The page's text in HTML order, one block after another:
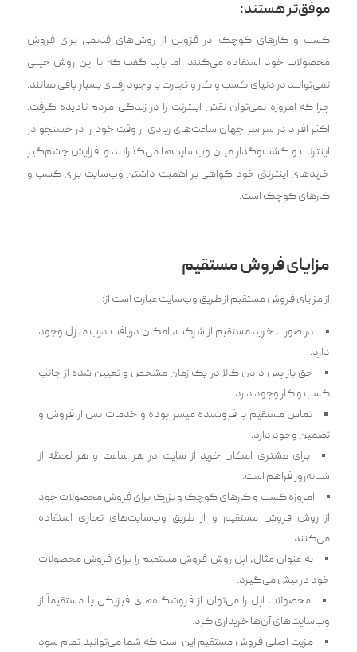
موفق‌تر هستند:
کسب و کارهای کوچک در قزوین از روش‌های قدیمی برای فروش
محصولات خود استفاده می‌کنند. اما باید گفت که با این روش خیلی
نمی‌توانند در دنیای کسب و کار و تجارت با وجود رقبای بسیار باقی بمانند.
چرا که امروزه نمی‌توان نقش اینترنت را در زندگی مردم نادیده گرفت.
اکثر افراد در سراسر جهان ساعت‌های زیادی از وقت خود را در جستجو در
اینترنت و گشت‌وگذار میان وب‌سایت‌ها می‌گذرانند و افزایش چشم‌گیر
خریدهای اینترنتی خود گواهی بر اهمیت داشتن وب‌سایت برای کسب و
کارهای کوچک است.
مزایای فروش مستقیم
از مزایای فروش مستقیم از طریق وب‌سایت عبارت است از:
در صورت خرید مستقیم از شرکت، امکان دریافت درب منزل وجود
دارد.
حق باز پس دادن کالا در یک زمان مشخص و تعیین شده از جانب
کسب و کار وجود دارد.
تماس مستقیم با فروشنده میسر بوده و خدمات پس از فروش و
تضمین وجود دارد.
برای مشتری امکان خرید از سایت در هر ساعت و هر لحظه از
شبانه‌روز فراهم است.
امروزه کسب و کارهای کوچک و بزرگ برای فروش محصولات خود
از روش فروش مستقیم و از طریق وب‌سایت‌های تجاری استفاده
می‌کنند.
به عنوان مثال، اپل روش فروش مستقیم را برای فروش محصولات
خود در پیش می‌گیرد.
محصولات اپل را می‌توان از فروشگاه‌های فیزیکی یا مستقیماً از
وب‌سایت‌های آن‌ها خریداری کرد.
مزیت اصلی فروش مستقیم این است که شما می‌توانید تمام سود